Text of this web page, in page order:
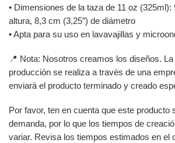
• Dimensiones de la taza de 11 oz (325ml):
altura, 8,3 cm (3,25″) de diámetro
• Apta para su uso en lavavajillas y
📍 Nota: Nosotros creamos los diseños.
producción se realiza a través de una
enviará el producto terminado y creado
Por favor, ten en cuenta que este producto
demanda, por lo que los tiempos de
variar. Revisa los tiempos estimados en el